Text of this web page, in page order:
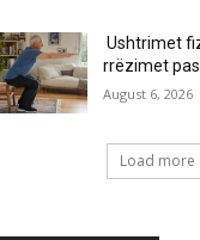
Ushtrimet
rrëzimet
August 6, 2026
Load more